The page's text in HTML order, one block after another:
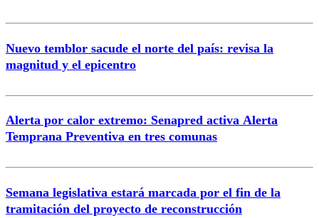
Nuevo temblor sacude el norte del país: revisa la
magnitud y el epicentro
Alerta por calor extremo: Senapred activa Alerta
Temprana Preventiva en tres comunas
Semana legislativa estará marcada por el fin de la
tramitación del proyecto de reconstrucción